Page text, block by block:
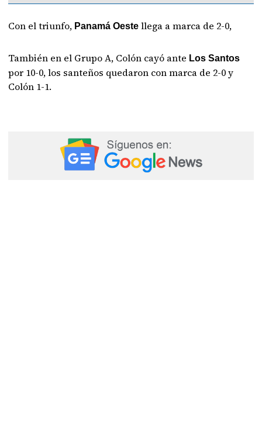
Con el triunfo, Panamá Oeste llega a marca de 2-0,
También en el Grupo A, Colón cayó ante Los Santos
por 10-0, los santeños quedaron con marca de 2-0 y
Colón 1-1.